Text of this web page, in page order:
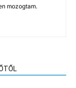
mozogtam.